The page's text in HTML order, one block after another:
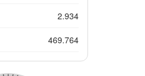
2.934
469.764